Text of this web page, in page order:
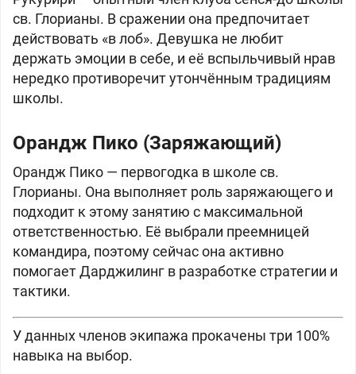
св. Глорианы. В сражении она предпочитает
действовать «в лоб». Девушка не любит
держать эмоции в себе, и её вспыльчивый нрав
нередко противоречит утончённым традициям
школы.
Орандж Пико (Заряжающий)
Орандж Пико — первогодка в школе св.
Глорианы. Она выполняет роль заряжающего и
подходит к этому занятию с максимальной
ответственностью. Её выбрали преемницей
командира, поэтому сейчас она активно
помогает Дарджилинг в разработке стратегии и
тактики.
У данных членов экипажа прокачены три 100%
навыка на выбор.